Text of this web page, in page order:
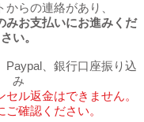
らの連絡があり、
みお支払いにお進みくだ
さい。
Paypal、銀行口座振り込
み
ル返金はできません。
ご確認ください。